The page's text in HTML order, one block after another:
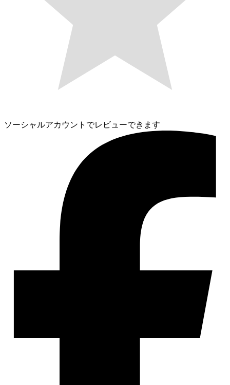
ソーシャルアカウントでレビューできます